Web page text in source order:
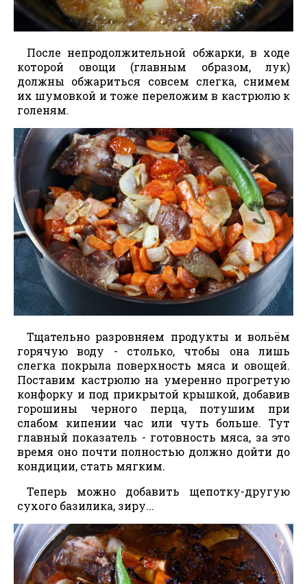
После непродолжительной обжарки, в ходе
которой овощи (главным образом, лук)
должны обжариться совсем слегка, снимем
их шумовкой и тоже переложим в кастрюлю к
голеням.
Тщательно разровняем продукты и вольём
горячую воду - столько, чтобы она лишь
слегка покрыла поверхность мяса и овощей.
Поставим кастрюлю на умеренно прогретую
конфорку и под прикрытой крышкой, добавив
горошины черного перца, потушим при
слабом кипении час или чуть больше. Тут
главный показатель - готовность мяса, за это
время оно почти полностью должно дойти до
кондиции, стать мягким.
Теперь можно добавить щепотку-другую
сухого базилика, зиру...